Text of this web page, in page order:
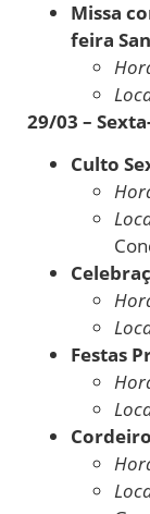
Missa
feira
29/03 –
Culto
Festas